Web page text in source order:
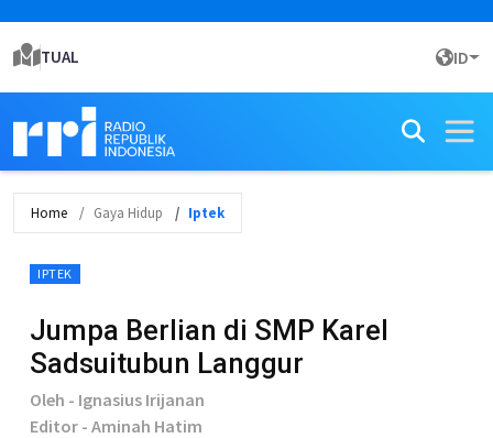
TUAL ID
Home Gaya Hidup Iptek
IPTEK
Jumpa Berlian di SMP Karel
Sadsuitubun Langgur
Oleh - Ignasius Irijanan
Editor - Aminah Hatim